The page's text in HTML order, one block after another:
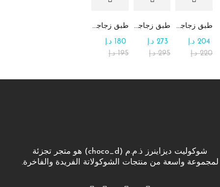
طبق زجاجي مربع يحتوي على تشكيلة من الشوكولاتة
220 د.إ
204 د.إ
طبق زجاجي دائري للحلوى مع الشوكولاتة
295 د.إ
273 د.إ
طبق زجاجي مربع يحتوي على الرهش
195 د.إ
180 د.إ
شوكوليت ديزاينرز ذ.م.م (choco_d) هو متجر تجزئة
لمجموعة واسعة من منتجات الشوكولاتة الفريدة والفاخرة.